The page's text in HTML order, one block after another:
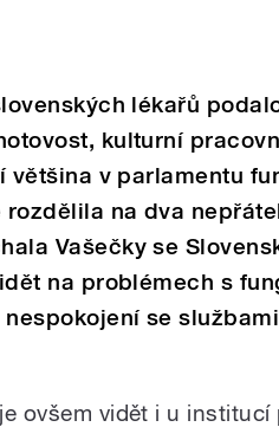
lékařů
kulturní
většina v parlamentu
na dva
Vašečky se
na problémech s
se
ovšem vidět i u